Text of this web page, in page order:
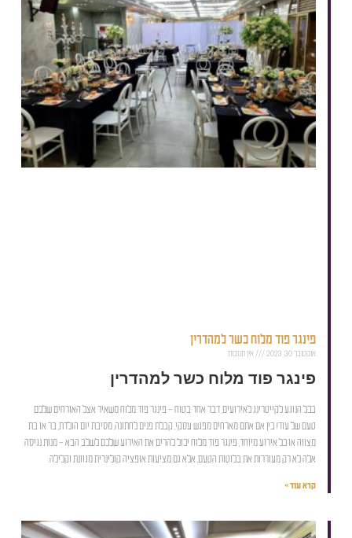
פינגר פוד מלוח כשר למהדרין
אוקטובר 30, 2023 אין תגובות
פינגר פוד מלוח כשר למהדרין
בכל הנוגע לקייטרינג לאירועים, דבר אחד בטוח – פינגר פוד מלוח משאיר אצל האורחים שלכם
טעם של עוד! בין אם אתם מארחים מפגש עסקי, קבלת פנים לחתונה, מסיבת יום הולדת, בר או בת
מצווה או כל אירוע מיוחד, פינגר פוד מלוח יכול להרים את האירוע שלכם לשלב הבא – מנות נגיסה
אלה לא רק מעוררות את בלוטות הטעם, אלא גם מציעות אופציה קולינרית מגוונת וקלילה.
קרא עוד »